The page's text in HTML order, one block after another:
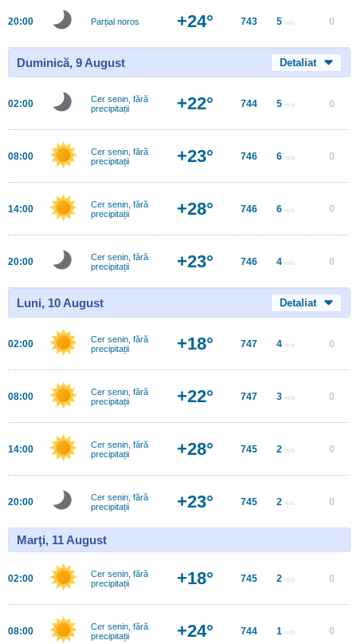
20:00 Parțial noros +24° 743 5 m/s 0
Duminică, 9 August Detaliat
02:00
Cer senin, fără
precipitații
+22° 744 5 m/s 0
08:00
Cer senin, fără
precipitații
+23° 746 6 m/s 0
14:00
Cer senin, fără
precipitații
+28° 746 6 m/s 0
20:00
Cer senin, fără
precipitații
+23° 746 4 m/s 0
Luni, 10 August Detaliat
02:00
Cer senin, fără
precipitații
+18° 747 4 m/s 0
08:00
Cer senin, fără
precipitații
+22° 747 3 m/s 0
14:00
Cer senin, fără
precipitații
+28° 745 2 m/s 0
20:00
Cer senin, fără
precipitații
+23° 745 2 m/s 0
Marţi, 11 August
02:00
Cer senin, fără
precipitații
+18° 745 2 m/s 0
08:00
Cer senin, fără
precipitații
+24° 744 1 m/s 0